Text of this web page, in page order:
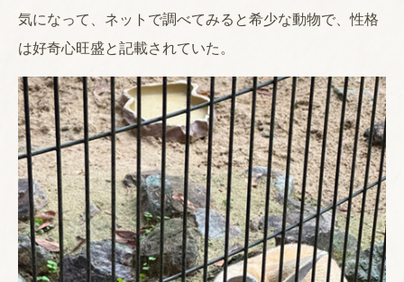
気になって、ネットで調べてみると希少な動物で、性格
は好奇心旺盛と記載されていた。